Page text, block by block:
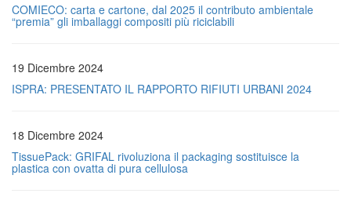
COMIECO: carta e cartone, dal 2025 il contributo ambientale
“premia” gli imballaggi compositi più riciclabili
19 Dicembre 2024
ISPRA: PRESENTATO IL RAPPORTO RIFIUTI URBANI 2024
18 Dicembre 2024
TissuePack: GRIFAL rivoluziona il packaging sostituisce la
plastica con ovatta di pura cellulosa